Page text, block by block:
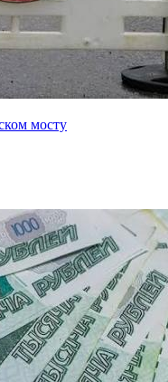
мосту